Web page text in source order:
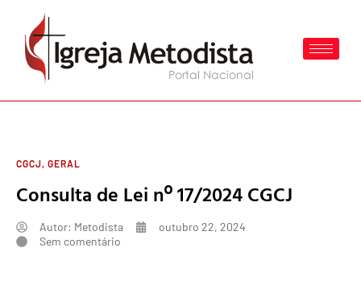
CGCJ, GERAL
Consulta de Lei nº 17/2024 CGCJ
Autor: Metodista
outubro 22, 2024
Sem comentário